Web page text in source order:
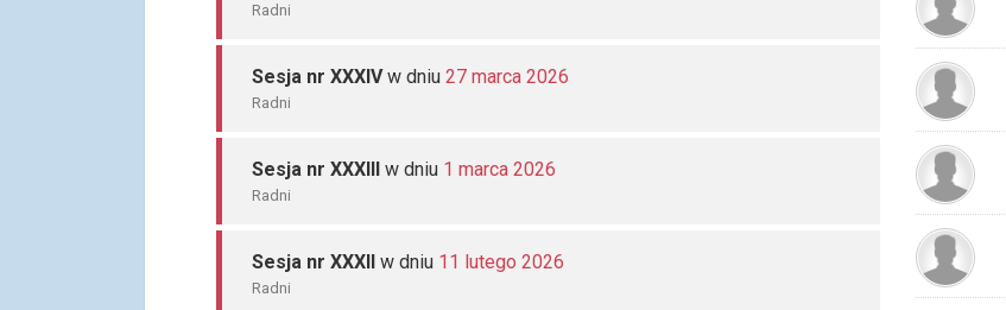
Radni
Sesja nr XXXIVw dniu 27 marca 2026
Radni
Sesja nr XXXIII w dniu 1 marca 2026
Radni
Sesja nr XXXII w dniu 11 lutego 2026
Radni